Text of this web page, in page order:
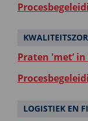
Praten 'met’
LOGISTIEK EN